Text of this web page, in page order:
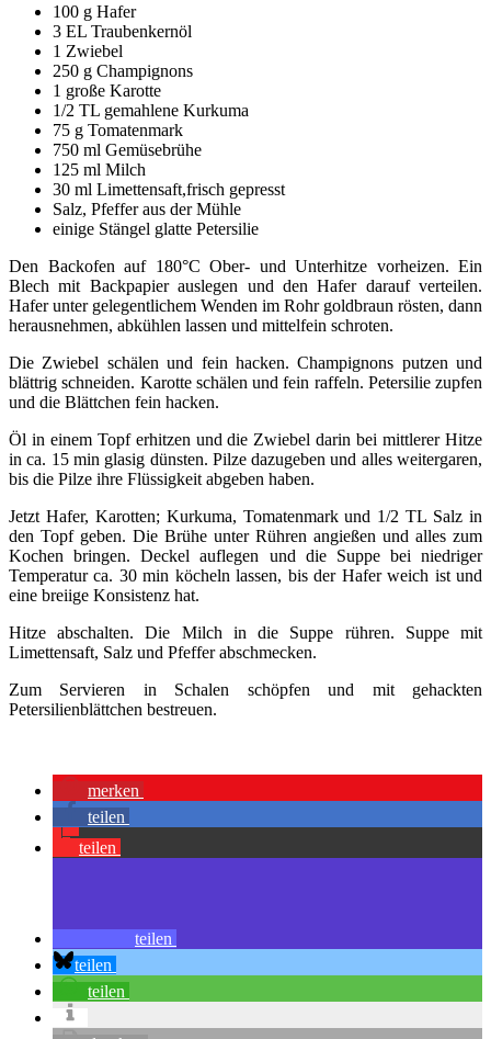
100 g Hafer
3 EL Traubenkernöl
1 Zwiebel
250 g Champignons
1 große Karotte
1/2 TL gemahlene Kurkuma
75 g Tomatenmark
750 ml Gemüsebrühe
125 ml Milch
30 ml Limettensaft,frisch gepresst
Salz, Pfeffer aus der Mühle
einige Stängel glatte Petersilie
Den Backofen auf 180°C Ober- und Unterhitze vorheizen. Ein
Blech mit Backpapier auslegen und den Hafer darauf verteilen.
Hafer unter gelegentlichem Wenden im Rohr goldbraun rösten, dann
herausnehmen, abkühlen lassen und mittelfein schroten.
Die Zwiebel schälen und fein hacken. Champignons putzen und
blättrig schneiden. Karotte schälen und fein raffeln. Petersilie zupfen
und die Blättchen fein hacken.
Öl in einem Topf erhitzen und die Zwiebel darin bei mittlerer Hitze
in ca. 15 min glasig dünsten. Pilze dazugeben und alles weitergaren,
bis die Pilze ihre Flüssigkeit abgeben haben.
Jetzt Hafer, Karotten; Kurkuma, Tomatenmark und 1/2 TL Salz in
den Topf geben. Die Brühe unter Rühren angießen und alles zum
Kochen bringen. Deckel auflegen und die Suppe bei niedriger
Temperatur ca. 30 min köcheln lassen, bis der Hafer weich ist und
eine breiige Konsistenz hat.
Hitze abschalten. Die Milch in die Suppe rühren. Suppe mit
Limettensaft, Salz und Pfeffer abschmecken.
Zum Servieren in Schalen schöpfen und mit gehackten
Petersilienblättchen bestreuen.
merken
teilen
teilen
teilen
teilen
teilen